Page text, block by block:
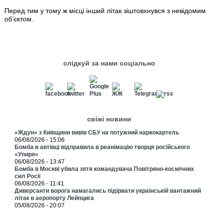
Перед тим у тому ж місці інший літак зіштовхнувся з невідомим
об’єктом.
слідкуй за нами соціально
свіжі новини
«Ждун» з Київщини вивів СБУ на потужний наркокартель
06/08/2026 - 15:06
Бомба в автівці відправила в реанімацію творця російського
«Упиря»
06/08/2026 - 13:47
Бомба в Москві убила зятя командувача Повітряно-космічних
сил Росії
06/08/2026 - 11:41
Диверсанти ворога намагались підірвати українській вантажний
літак в аеропорту Лейпцига
05/08/2026 - 20:07